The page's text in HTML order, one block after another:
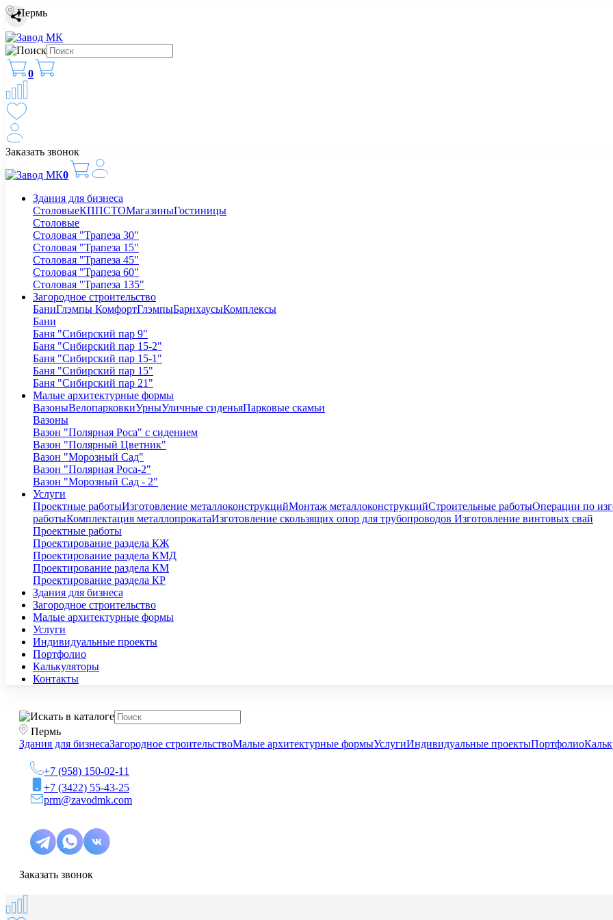
Пермь
0
Заказать звонок
0
Здания для бизнеса
СтоловыеКППСТОМагазиныГостиницы
Столовые
Столовая "Трапеза 30"
Столовая "Трапеза 15"
Столовая "Трапеза 45"
Столовая "Трапеза 60"
Столовая "Трапеза 135"
Загородное строительство
БаниГлэмпы КомфортГлэмпыБарнхаусыКомплексы
Бани
Баня "Сибирский пар 9"
Баня "Сибирский пар 15-2"
Баня "Сибирский пар 15-1"
Баня "Сибирский пар 15"
Баня "Сибирский пар 21"
Малые архитектурные формы
ВазоныВелопарковкиУрныУличные сиденьяПарковые скамьи
Вазоны
Вазон "Полярная Роса" с сидением
Вазон "Полярный Цветник"
Вазон "Морозный Сад"
Вазон "Полярная Роса-2"
Вазон "Морозный Сад - 2"
Услуги
Проектные работыИзготовление металлоконструкцийМонтаж металлоконструкцийСтроительные работыОперации по
работыКомплектация металлопрокатаИзготовление скользящих опор для трубопроводов Изготовление винтовых свай
Проектные работы
Проектирование раздела КЖ
Проектирование раздела КМД
Проектирование раздела КМ
Проектирование раздела КР
Здания для бизнеса
Загородное строительство
Малые архитектурные формы
Услуги
Индивидуальные проекты
Портфолио
Калькуляторы
Контакты
Пермь
Здания для бизнесаЗагородное строительствоМалые архитектурные формыУслугиИндивидуальные проектыПортфолио
+7 (958) 150-02-11
+7 (3422) 55-43-25
prm@zavodmk.com
Заказать звонок